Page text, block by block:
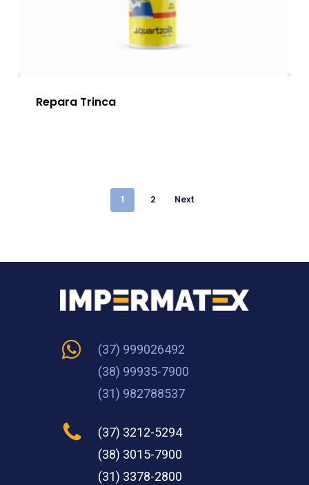
Repara Trinca
1 2 Next
(37) 999026492
(38) 99935-7900
(31) 982788537
(37) 3212-5294
(38) 3015-7900
(31) 3378-2800